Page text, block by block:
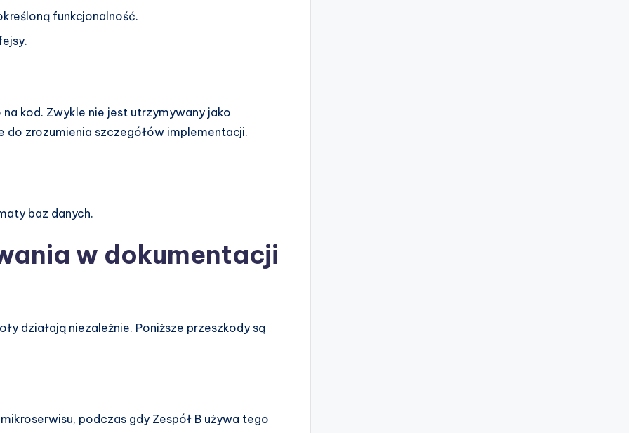
funkcjonalność.
kod. Zwykle nie jest utrzymywany jako
do zrozumienia szczegółów implementacji.
baz danych.
w dokumentacji
działają niezależnie. Poniższe przeszkody są
podczas gdy Zespół B używa tego